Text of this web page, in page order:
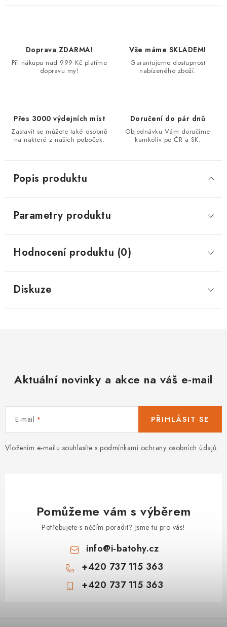
Doprava ZDARMA!
Při nákupu nad 999 Kč platíme
dopravu my!
Vše máme SKLADEM!
Garantujeme dostupnost
nabízeného zboží.
Přes 3000 výdejních míst
Zastavit se můžete také osobně
na nakteré z našich poboček.
Doručení do pár dnů
Objednávku Vám doručíme
kamkoliv po ČR a SK.
Popis produktu
Parametry produktu
Hodnocení produktu (0)
Diskuze
Aktuální novinky a akce na váš e-mail
E-mail
Vložením e-mailu souhlasíte s podmínkami ochrany osobních údajů
PŘIHLÁSIT SE
Pomůžeme vám s výběrem
Potřebujete s něčím poradit? Jsme tu pro vás!
info@i-batohy.cz
+420 737 115 363
+420 737 115 363